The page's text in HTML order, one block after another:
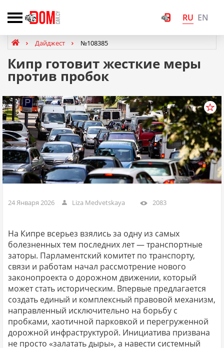
RU EN
Дайджест №108385
Кипр готовит жесткие меры
против пробок
24 Января 2026 Liza Medvetskaya 2083
На Кипре всерьез взялись за одну из самых
болезненных тем последних лет — транспортные
заторы. Парламентский комитет по транспорту,
связи и работам начал рассмотрение нового
законопроекта о дорожном движении, который
может стать историческим. Впервые предлагается
создать единый и комплексный правовой механизм,
направленный исключительно на борьбу с
пробками, хаотичной парковкой и перегруженной
дорожной инфраструктурой. Инициатива призвана
не просто «залатать дыры», а навести системный